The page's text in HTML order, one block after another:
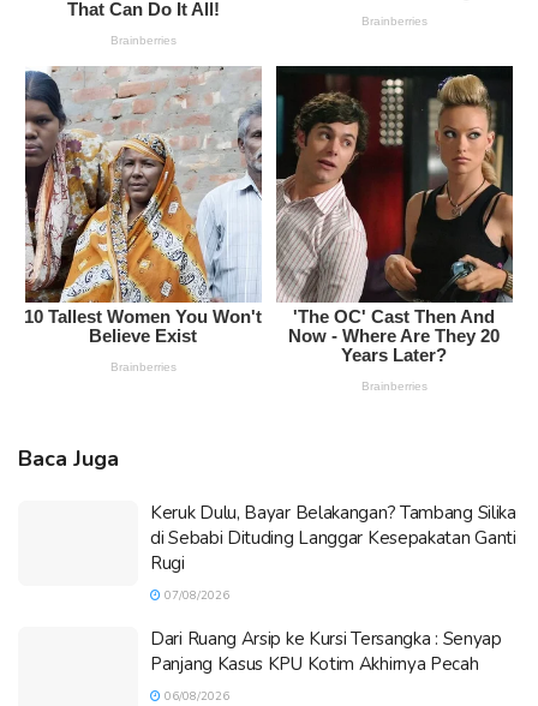
Baca Juga
Keruk Dulu, Bayar Belakangan? Tambang Silika
di Sebabi Dituding Langgar Kesepakatan Ganti
Rugi
07/08/2026
Dari Ruang Arsip ke Kursi Tersangka : Senyap
Panjang Kasus KPU Kotim Akhirnya Pecah
06/08/2026